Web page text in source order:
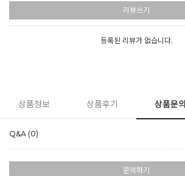
리뷰쓰기
등록된 리뷰가 없습니다.
상품정보 상품후기 상품문의
Q&A (0)
문의하기